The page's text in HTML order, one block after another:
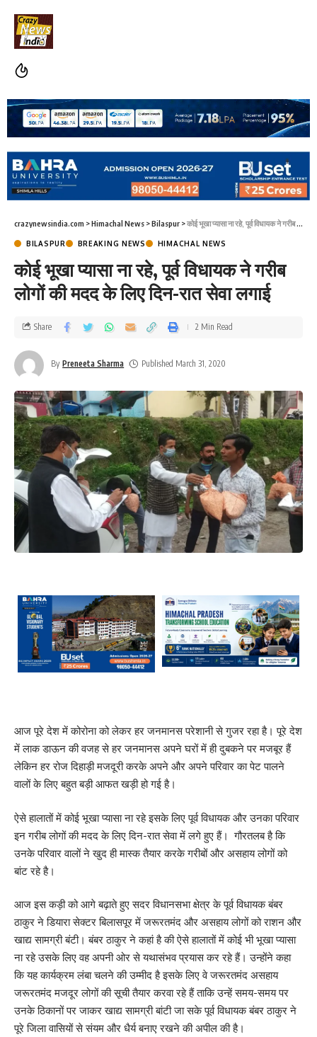
crazynewsindia.com >Himachal News >Bilaspur >कोई भूखा प्यासा ना रहे, पूर्व विधायक ने गरीब लोगों की मदद के लिए दिन-रात सेवा लगाई
BILASPUR BREAKING NEWS HIMACHAL NEWS
कोई भूखा प्यासा ना रहे, पूर्व विधायक ने गरीब
लोगों की मदद के लिए दिन-रात सेवा लगाई
By Preneeta Sharma Published March 31, 2020
Share 2 Min Read
आज पूरे देश में कोरोना को लेकर हर जनमानस परेशानी से गुजर रहा है। पूरे देश
में लाक डाऊन की वजह से हर जनमानस अपने घरों में ही दुबकने पर मजबूर हैं
लेकिन हर रोज दिहाड़ी मजदूरी करके अपने और अपने परिवार का पेट पालने
वालों के लिए बहुत बड़ी आफत खड़ी हो गई है।
ऐसे हालातों में कोई भूखा प्यासा ना रहे इसके लिए पूर्व विधायक और उनका परिवार
इन गरीब लोगों की मदद के लिए दिन-रात सेवा में लगे हुए हैं। गौरतलब है कि
उनके परिवार वालों ने खुद ही मास्क तैयार करके गरीबों और असहाय लोगों को
बांट रहे है।
आज इस कड़ी को आगे बढ़ाते हुए सदर विधानसभा क्षेत्र के पूर्व विधायक बंबर
ठाकुर ने डियारा सेक्टर बिलासपूर में जरूरतमंद और असहाय लोगों को राशन और
खाद्य सामग्री बंटी। बंबर ठाकुर ने कहां है की ऐसे हालातों में कोई भी भूखा प्यासा
ना रहे उसके लिए वह अपनी ओर से यथासंभव प्रयास कर रहे हैं। उन्होंने कहा
कि यह कार्यक्रम लंबा चलने की उम्मीद है इसके लिए वे जरूरतमंद असहाय
जरूरतमंद मजदूर लोगों की सूची तैयार करवा रहे हैं ताकि उन्हें समय-समय पर
उनके ठिकानों पर जाकर खाद्य सामग्री बांटी जा सके पूर्व विधायक बंबर ठाकुर ने
पूरे जिला वासियों से संयम और धैर्य बनाए रखने की अपील की है।